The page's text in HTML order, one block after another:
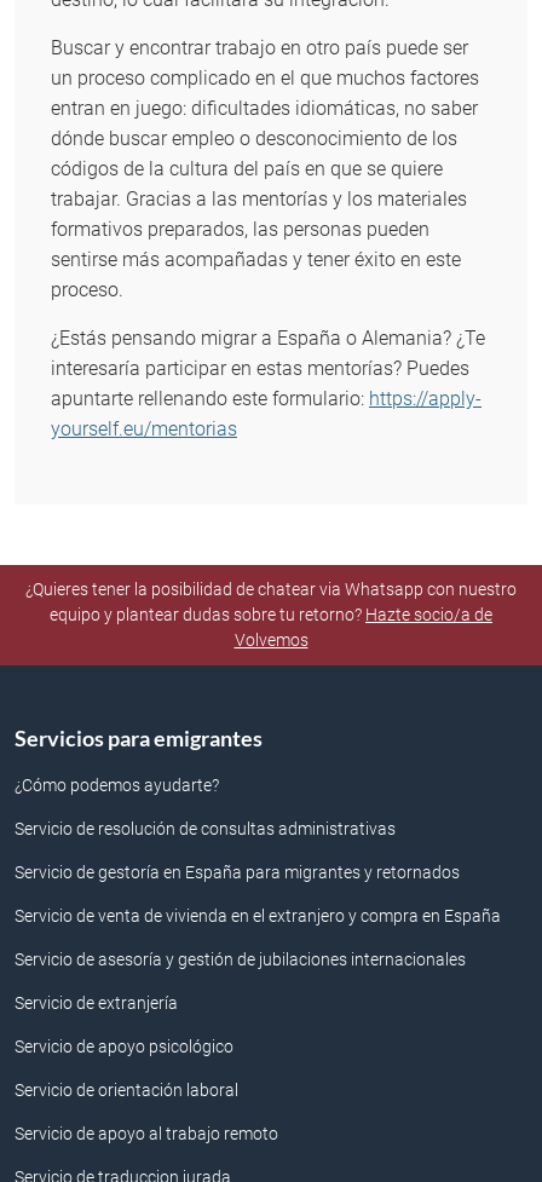
Buscar y encontrar trabajo en otro país puede ser
un proceso complicado en el que muchos factores
entran en juego: dificultades idiomáticas, no saber
dónde buscar empleo o desconocimiento de los
códigos de la cultura del país en que se quiere
trabajar. Gracias a las mentorías y los materiales
formativos preparados, las personas pueden
sentirse más acompañadas y tener éxito en este
proceso.
¿Estás pensando migrar a España o Alemania? ¿Te
interesaría participar en estas mentorías? Puedes
apuntarte rellenando este formulario: https://apply-
yourself.eu/mentorias
¿Quieres tener la posibilidad de chatear via Whatsapp con nuestro
equipo y plantear dudas sobre tu retorno? Hazte socio/a de
Volvemos
Servicios para emigrantes
¿Cómo podemos ayudarte?
Servicio de resolución de consultas administrativas
Servicio de gestoría en España para migrantes y retornados
Servicio de venta de vivienda en el extranjero y compra en España
Servicio de asesoría y gestión de jubilaciones internacionales
Servicio de extranjería
Servicio de apoyo psicológico
Servicio de orientación laboral
Servicio de apoyo al trabajo remoto
Servicio de traduccion jurada